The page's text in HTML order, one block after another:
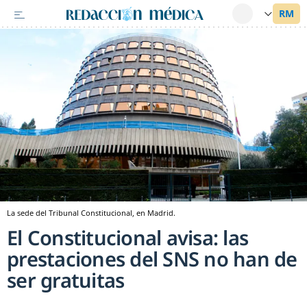
La sede del Tribunal Constitucional, en Madrid.
El Constitucional avisa: las
prestaciones del SNS no han de
ser gratuitas